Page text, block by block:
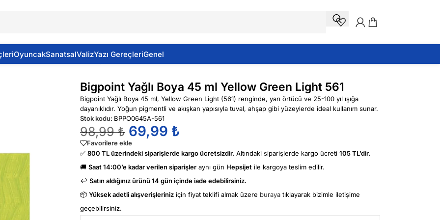
OyuncakSanatsalValizYazı GereçleriGenel
45 ml Yellow Green Light 561
Bigpoint Yağlı Boya 45 ml Yellow Green Light 561
Bigpoint Yağlı Boya 45 ml, Yellow Green Light (561) renginde, yarı örtücü ve 25-100 yıl ışığa
dayanıklıdır. Yoğun pigmentli ve akışkan yapısıyla tuval, ahşap gibi yüzeylerde ideal kullanım sunar.
Stok kodu: BPPO0645A-561
98,99₺ 69,99 ₺
Favorilere ekle
✅ 800 TL üzerindeki siparişlerde kargo ücretsizdir. Altındaki siparişlerde kargo ücreti 105 TL’dir.
🚚 Saat 14:00’e kadar verilen siparişler aynı gün Hepsijet ile kargoya teslim edilir.
↩️ Satın aldığınız ürünü 14 gün içinde iade edebilirsiniz.
📦 Yüksek adetli alışverişleriniz için fiyat teklifi almak üzere buraya tıklayarak bizimle iletişime
geçebilirsiniz.